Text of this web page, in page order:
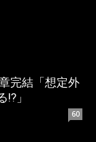
完結「想定外
」
60